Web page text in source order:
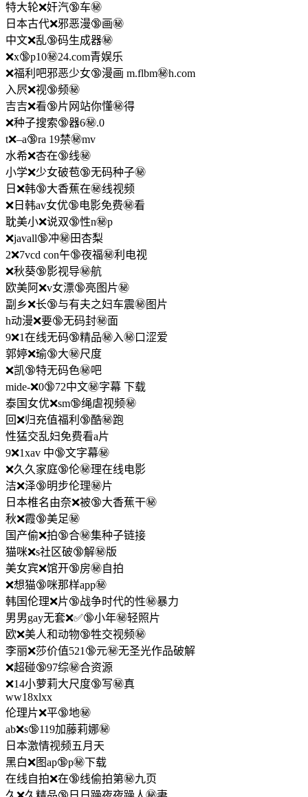
特大轮❌奸汽🔞车㊙️
日本古代❌邪恶漫🔞画㊙️
中文❌乱🔞码生成器㊙️
❌x🔞p10㊙️24.com青娱乐
❌福利吧邪恶少女🔞漫画 m.flbm㊙️h.com
入屄❌视🔞频㊙️
吉吉❌看🔞片网站你懂㊙️得
❌种子搜索🔞器6㊙️.0
t❌–a🔞ra 19禁㊙️mv
水希❌杏在🔞线㊙️
小学❌少女破苞🔞无码种子㊙️
日❌韩🔞大香蕉在㊙️线视频
❌日韩av女优🔞电影免费㊙️看
耽美小❌说双🔞性n㊙️p
❌javall🔞冲㊙️田杏梨
2❌7vcd con午🔞夜福㊙️利电视
❌秋葵🔞影视导㊙️航
欧美阿❌v女漂🔞亮图片㊙️
副乡❌长🔞与有夫之妇车震㊙️图片
h动漫❌要🔞无码封㊙️面
9❌1在线无码🔞精品㊙️入㊙️口涩爱
郭婷❌瑜🔞大㊙️尺度
❌凯🔞特无码色㊙️吧
mide-❌0🔞72中文㊙️字幕 下载
泰国女优❌sm🔞绳虐视频㊙️
回❌归充值福利🔞酷㊙️跑
性猛交乱妇免费看a片
9❌1xav 中🔞文字幕㊙️
❌久久家庭🔞伦㊙️理在线电影
洁❌泽🔞明步伦理㊙️片
日本椎名由奈❌被🔞大香蕉干㊙️
秋❌霞🔞美足㊙️
国产偷❌拍🔞合㊙️集种子链接
猫咪❌s社区破🔞解㊙️版
美女宾❌馆开🔞房㊙️自拍
❌想猫🔞咪那样app㊙️
韩国伦理❌片🔞战争时代的性㊙️暴力
男男gay无套❌✅🔞小年㊙️轻照片
欧❌美人和动物🔞牲交视频㊙️
李丽❌莎价值521🔞元㊙️无圣光作品破解
❌超碰🔞97综㊙️合资源
❌14小萝莉大尺度🔞写㊙️真
ww18xlxx
伦理片❌平🔞地㊙️
ab❌s🔞119加藤莉娜㊙️
日本激情视频五月天
黑白❌图ap🔞p㊙️下载
在线自拍❌在🔞线偷拍第㊙️九页